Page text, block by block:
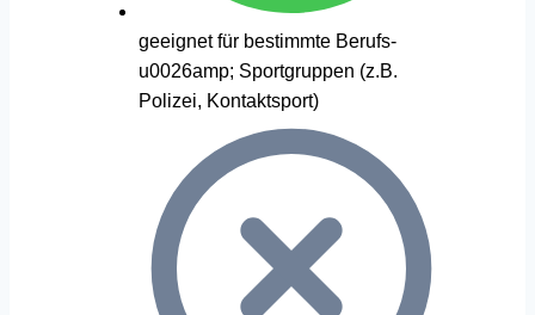
geeignet für bestimmte Berufs-
u0026amp; Sportgruppen (z.B.
Polizei, Kontaktsport)